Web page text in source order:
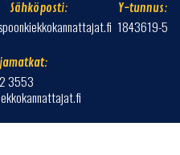
Sähköposti: Y-tunnus:
1843619-5
3553